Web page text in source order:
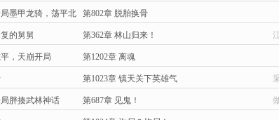
墨甲龙骑，荡平北
第802章 脱胎换骨
的舅舅 第362章 林山归来！
，天崩开局 第1202章 离魂
第1023章 镇天关下英雄气
胖揍武林神话 第687章 见鬼！